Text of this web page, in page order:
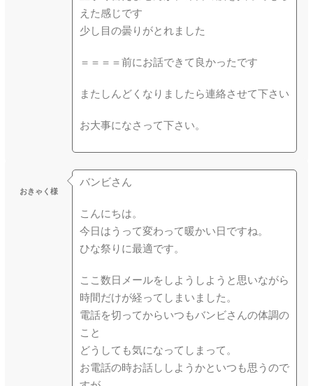
えた感じです
少し目の曇りがとれました
＝＝＝＝前にお話できて良かったです
またしんどくなりましたら連絡させて下さい
お大事になさって下さい。
おきゃく様
バンビさん
こんにちは。
今日はうって変わって暖かい日ですね。
ひな祭りに最適です。
ここ数日メールをしようしようと思いながら
時間だけが経ってしまいました。
電話を切ってからいつもバンビさんの体調の
こと
どうしても気になってしまって。
お電話の時お話ししようかといつも思うので